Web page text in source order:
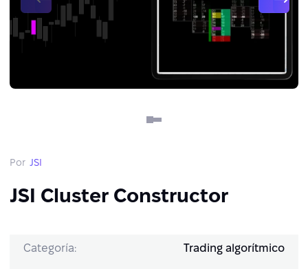
Por JSI
JSI Cluster Constructor
Categoría: Trading algorítmico